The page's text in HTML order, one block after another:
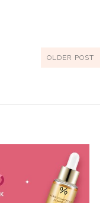
OLDER POST